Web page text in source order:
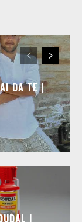
DA TE |
|